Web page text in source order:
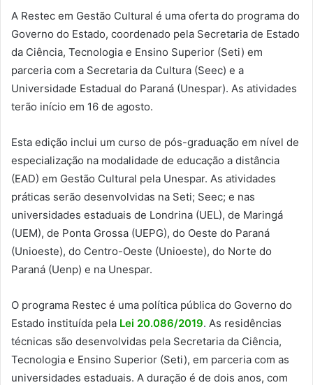
A Restec em Gestão Cultural é uma oferta do programa do
Governo do Estado, coordenado pela Secretaria de Estado
da Ciência, Tecnologia e Ensino Superior (Seti) em
parceria com a Secretaria da Cultura (Seec) e a
Universidade Estadual do Paraná (Unespar). As atividades
terão início em 16 de agosto.
Esta edição inclui um curso de pós-graduação em nível de
especialização na modalidade de educação a distância
(EAD) em Gestão Cultural pela Unespar. As atividades
práticas serão desenvolvidas na Seti; Seec; e nas
universidades estaduais de Londrina (UEL), de Maringá
(UEM), de Ponta Grossa (UEPG), do Oeste do Paraná
(Unioeste), do Centro-Oeste (Unioeste), do Norte do
Paraná (Uenp) e na Unespar.
O programa Restec é uma política pública do Governo do
Estado instituída pela Lei 20.086/2019. As residências
técnicas são desenvolvidas pela Secretaria da Ciência,
Tecnologia e Ensino Superior (Seti), em parceria com as
universidades estaduais. A duração é de dois anos, com